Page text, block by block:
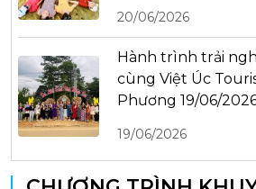
20/06/2026
Hành trình trải
cùng Việt Úc
Phương 19/06/
19/06/2026